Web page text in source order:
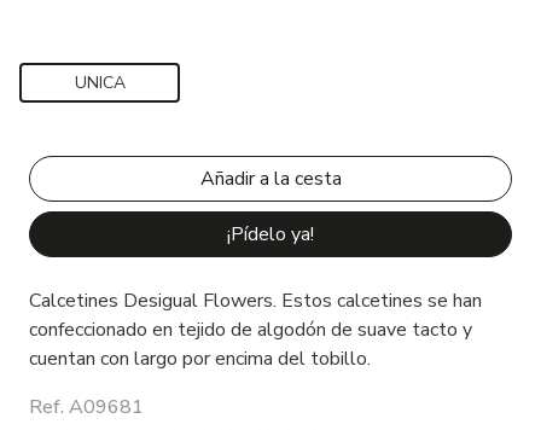
UNICA
¡Pídelo ya!
Calcetines Desigual Flowers. Estos calcetines se han
confeccionado en tejido de algodón de suave tacto y
cuentan con largo por encima del tobillo.
Ref. A09681